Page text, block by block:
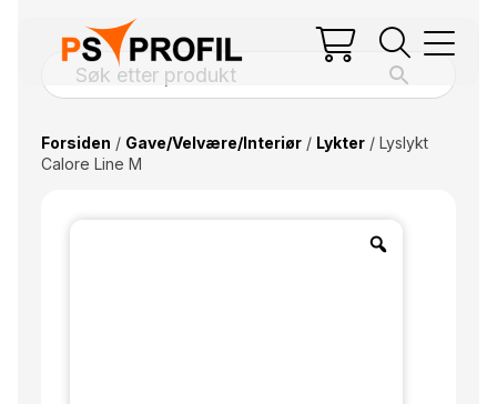
Forsiden / Gave/Velvære/Interiør/ Lykter/ Lyslykt
Calore Line M